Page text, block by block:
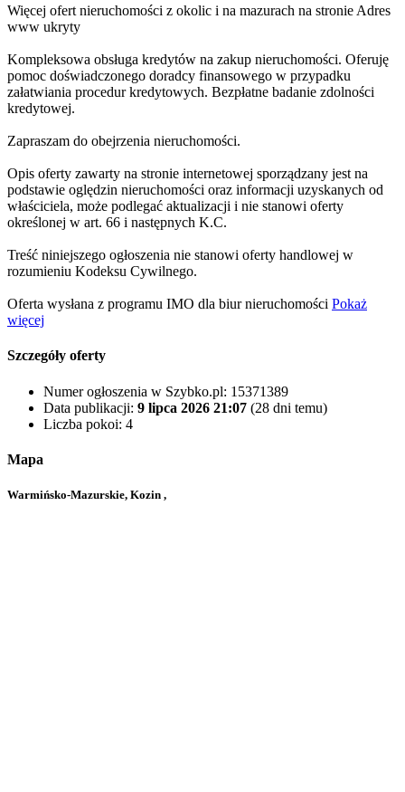
Więcej ofert nieruchomości z okolic i na mazurach na stronie Adres
www ukryty
Kompleksowa obsługa kredytów na zakup nieruchomości. Oferuję
pomoc doświadczonego doradcy finansowego w przypadku
załatwiania procedur kredytowych. Bezpłatne badanie zdolności
kredytowej.
Zapraszam do obejrzenia nieruchomości.
Opis oferty zawarty na stronie internetowej sporządzany jest na
podstawie oględzin nieruchomości oraz informacji uzyskanych od
właściciela, może podlegać aktualizacji i nie stanowi oferty
określonej w art. 66 i następnych K.C.
Treść niniejszego ogłoszenia nie stanowi oferty handlowej w
rozumieniu Kodeksu Cywilnego.
Oferta wysłana z programu IMO dla biur nieruchomości Pokaż
więcej
Szczegóły oferty
Numer ogłoszenia w Szybko.pl: 15371389
Data publikacji: 9 lipca 2026 21:07 (28 dni temu)
Liczba pokoi: 4
Mapa
Warmińsko-Mazurskie, Kozin ,